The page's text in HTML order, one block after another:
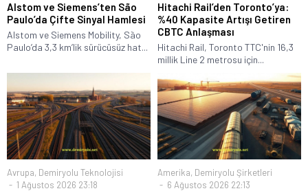
Alstom ve Siemens’ten São
Paulo’da Çifte Sinyal Hamlesi
Alstom ve Siemens Mobility, São
Paulo’da 3,3 km’lik sürücüsüz hat...
Hitachi Rail’den Toronto’ya:
%40 Kapasite Artışı Getiren
CBTC Anlaşması
Hitachi Rail, Toronto TTC'nin 16,3
millik Line 2 metrosu için...
Avrupa, Demiryolu Teknolojisi
1 Ağustos 2026 23:18
Amerika, Demiryolu Şirketleri
6 Ağustos 2026 22:13